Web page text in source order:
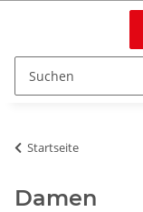
Startseite
Damen